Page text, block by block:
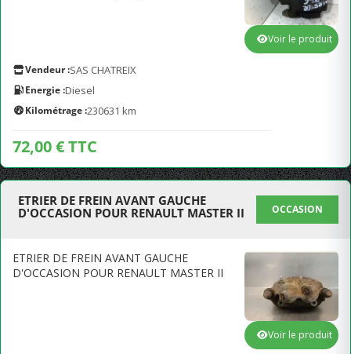
Vendeur :SAS CHATREIX
Energie :Diesel
Kilométrage :230631 km
72,00 € TTC
Voir le produit
ETRIER DE FREIN AVANT GAUCHE
D'OCCASION POUR RENAULT MASTER II
OCCASION
ETRIER DE FREIN AVANT GAUCHE
D'OCCASION POUR RENAULT MASTER II
Voir le produit